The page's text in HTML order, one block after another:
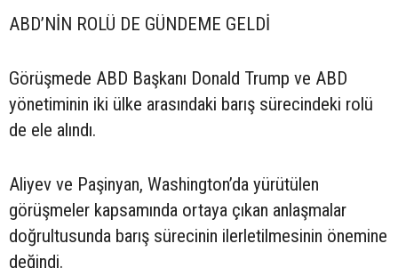
ABD’NİN ROLÜ DE GÜNDEME GELDİ
Görüşmede ABD Başkanı Donald Trump ve ABD
yönetiminin iki ülke arasındaki barış sürecindeki rolü
de ele alındı.
Aliyev ve Paşinyan, Washington’da yürütülen
görüşmeler kapsamında ortaya çıkan anlaşmalar
doğrultusunda barış sürecinin ilerletilmesinin önemine
değindi.